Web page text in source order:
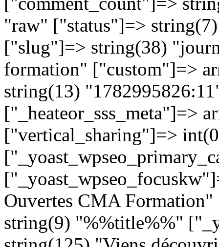
"raw" ["status"]=>
["slug"]=> string(38)
formation" ["custom"]=>
string(13)
["_heateor_sss_meta"]=>
["vertical_sharing"]=>
Ouvertes CMA
string(9) "%%title%%"